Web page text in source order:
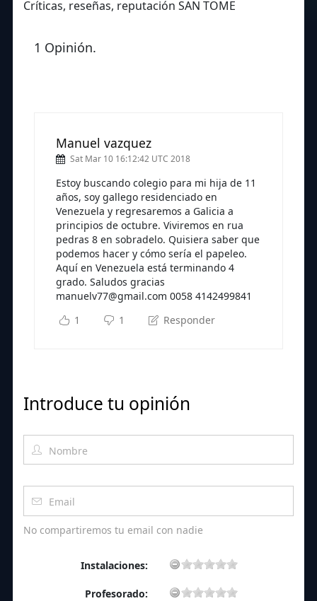
Críticas, reseñas, reputación SAN TOME
1 Opinión.
Manuel vazquez
Sat Mar 10 16:12:42 UTC 2018
Estoy buscando colegio para mi hija de 11
años, soy gallego residenciado en
Venezuela y regresaremos a Galicia a
principios de octubre. Viviremos en rua
pedras 8 en sobradelo. Quisiera saber que
podemos hacer y cómo sería el papeleo.
Aquí en Venezuela está terminando 4
grado. Saludos gracias
manuelv77@gmail.com 0058 4142499841
1
1 Responder
Introduce tu opinión
No compartiremos tu email con nadie
Instalaciones:
Profesorado: